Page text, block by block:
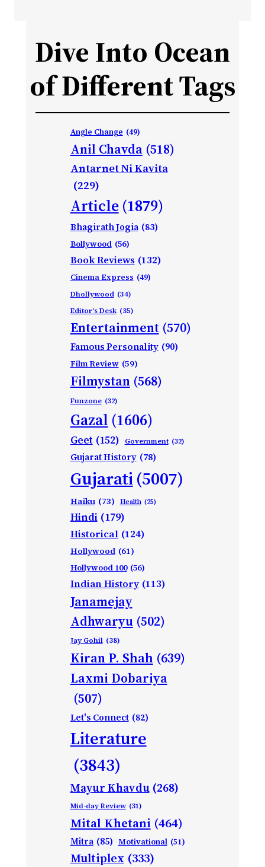
Dive Into Ocean
of Different Tags
Angle Change (49)
Anil Chavda (518)
Antarnet Ni Kavita
(229)
Article (1879)
Bhagirath Jogia (83)
Bollywood (56)
Book Reviews (132)
Cinema Express (49)
Dhollywood (34)
Editor's Desk (35)
Entertainment (570)
Famous Personality (90)
Film Review (59)
Filmystan (568)
Funzone (32)
Gazal (1606)
Geet (152) Government (32)
Gujarat History (78)
Gujarati(5007)
Haiku (73) Health (25)
Hindi (179)
Historical (124)
Hollywood (61)
Hollywood 100 (56)
Indian History (113)
Janamejay
Adhwaryu (502)
Jay Gohil (38)
Kiran P. Shah (639)
Laxmi Dobariya
(507)
Let's Connect (82)
Literature
(3843)
Mayur Khavdu (268)
Mid-day Review (31)
Mital Khetani (464)
Mitra (85) Motivational (51)
Multiplex (333)